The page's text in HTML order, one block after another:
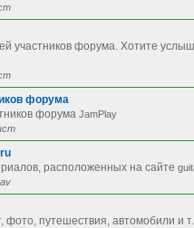
участников форума. Хотите
форума
форума JamPlay
расположенных на сайте
фото, путешествия, автомобили и